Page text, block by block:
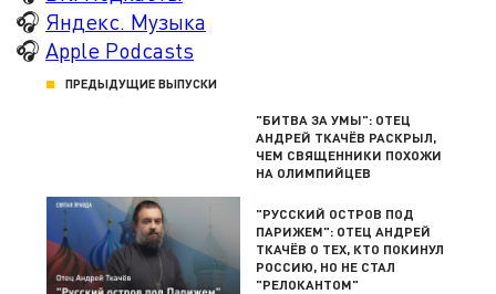
🎧 Яндекс. Музыка
🎧 Apple Podcasts
ПРЕДЫДУЩИЕ ВЫПУСКИ
"БИТВА ЗА УМЫ": ОТЕЦ
АНДРЕЙ ТКАЧЁВ РАСКРЫЛ,
ЧЕМ СВЯЩЕННИКИ ПОХОЖИ
НА ОЛИМПИЙЦЕВ
"РУССКИЙ ОСТРОВ ПОД
ПАРИЖЕМ": ОТЕЦ АНДРЕЙ
ТКАЧЁВ О ТЕХ, КТО ПОКИНУЛ
РОССИЮ, НО НЕ СТАЛ
"РЕЛОКАНТОМ"